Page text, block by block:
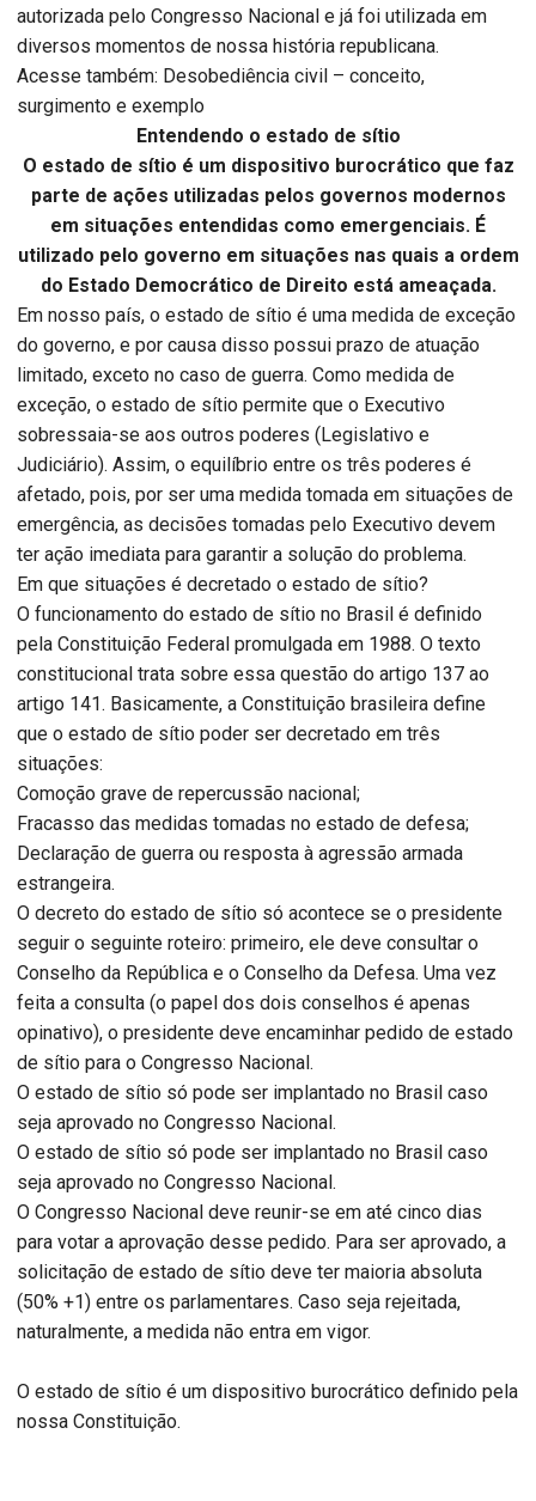
autorizada pelo Congresso Nacional e já foi utilizada em
diversos momentos de nossa história republicana.
Acesse também: Desobediência civil – conceito,
surgimento e exemplo
Entendendo o estado de sítio
O estado de sítio é um dispositivo burocrático que faz
parte de ações utilizadas pelos governos modernos
em situações entendidas como emergenciais. É
utilizado pelo governo em situações nas quais a ordem
do Estado Democrático de Direito está ameaçada.
Em nosso país, o estado de sítio é uma medida de exceção
do governo, e por causa disso possui prazo de atuação
limitado, exceto no caso de guerra. Como medida de
exceção, o estado de sítio permite que o Executivo
sobressaia-se aos outros poderes (Legislativo e
Judiciário). Assim, o equilíbrio entre os três poderes é
afetado, pois, por ser uma medida tomada em situações de
emergência, as decisões tomadas pelo Executivo devem
ter ação imediata para garantir a solução do problema.
Em que situações é decretado o estado de sítio?
O funcionamento do estado de sítio no Brasil é definido
pela Constituição Federal promulgada em 1988. O texto
constitucional trata sobre essa questão do artigo 137 ao
artigo 141. Basicamente, a Constituição brasileira define
que o estado de sítio poder ser decretado em três
situações:
Comoção grave de repercussão nacional;
Fracasso das medidas tomadas no estado de defesa;
Declaração de guerra ou resposta à agressão armada
estrangeira.
O decreto do estado de sítio só acontece se o presidente
seguir o seguinte roteiro: primeiro, ele deve consultar o
Conselho da República e o Conselho da Defesa. Uma vez
feita a consulta (o papel dos dois conselhos é apenas
opinativo), o presidente deve encaminhar pedido de estado
de sítio para o Congresso Nacional.
O estado de sítio só pode ser implantado no Brasil caso
seja aprovado no Congresso Nacional.
O estado de sítio só pode ser implantado no Brasil caso
seja aprovado no Congresso Nacional.
O Congresso Nacional deve reunir-se em até cinco dias
para votar a aprovação desse pedido. Para ser aprovado, a
solicitação de estado de sítio deve ter maioria absoluta
(50% +1) entre os parlamentares. Caso seja rejeitada,
naturalmente, a medida não entra em vigor.
O estado de sítio é um dispositivo burocrático definido pela
nossa Constituição.